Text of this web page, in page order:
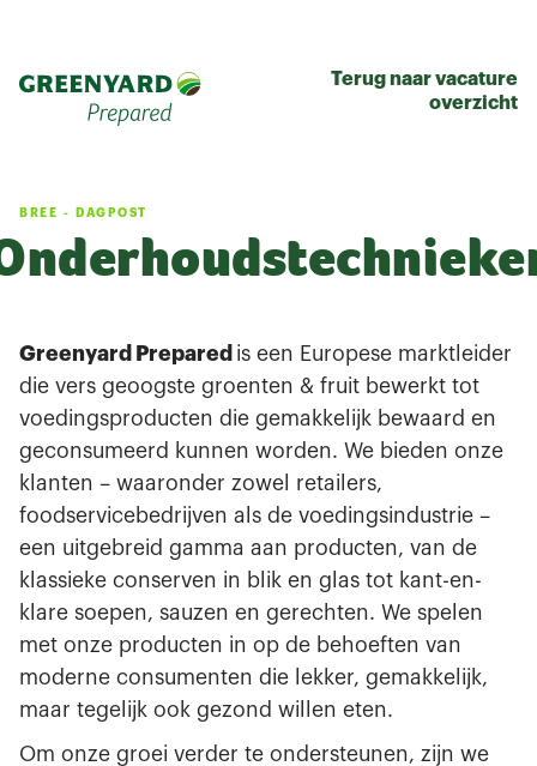
Terug naar vacature
overzicht
BREE - DAGPOST
Greenyard Prepared is een Europese marktleider
die vers geoogste groenten & fruit bewerkt tot
voedingsproducten die gemakkelijk bewaard en
geconsumeerd kunnen worden. We bieden onze
klanten – waaronder zowel retailers,
foodservicebedrijven als de voedingsindustrie –
een uitgebreid gamma aan producten, van de
klassieke conserven in blik en glas tot kant-en-
klare soepen, sauzen en gerechten. We spelen
met onze producten in op de behoeften van
moderne consumenten die lekker, gemakkelijk,
maar tegelijk ook gezond willen eten.
Om onze groei verder te ondersteunen, zijn we